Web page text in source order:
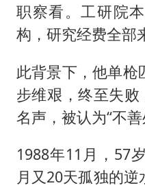
职察看。工研院
构，研究经费全部
此背景下，他单枪
步维艰，终至失败
名声，被认为“不善
1988年11月，57
月又20天孤独的